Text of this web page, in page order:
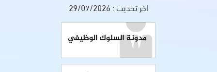
اخر تحديث : 29/07/2026